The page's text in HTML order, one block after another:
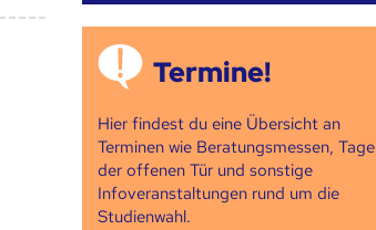
Termine!
Hier findest du eine Übersicht an
Terminen wie Beratungsmessen, Tage
der offenen Tür und sonstige
Infoveranstaltungen rund um die
Studienwahl.